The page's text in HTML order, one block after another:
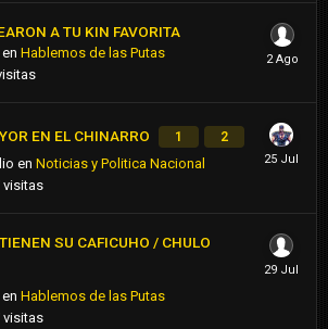
A TU KIN FAVORITA
en Hablemos de las Putas
EN EL CHINARRO 1 2
enNoticias y Politica Nacional
visitas
SU CAFICUHO / CHULO
en Hablemos de las Putas
visitas